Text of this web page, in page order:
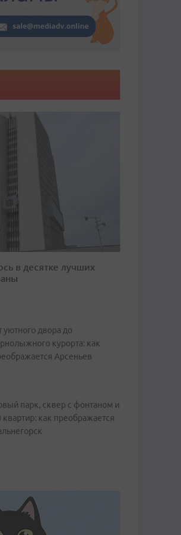
в десятке лучших
уютного двора до
курорта: как
Арсеньев
парк, сквер с фонтаном и
квартир: как преображается